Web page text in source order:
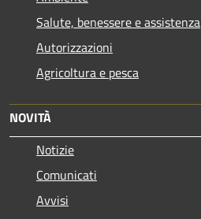
Salute, benessere e assistenza
Autorizzazioni
Agricoltura e pesca
NOVITÀ
Notizie
Comunicati
Avvisi